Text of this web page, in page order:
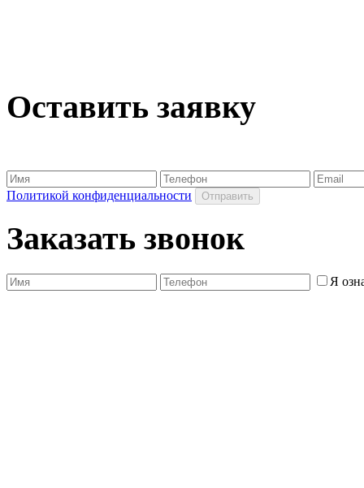
Оставить заявку
Политикой конфиденциальности
Заказать звонок
Я